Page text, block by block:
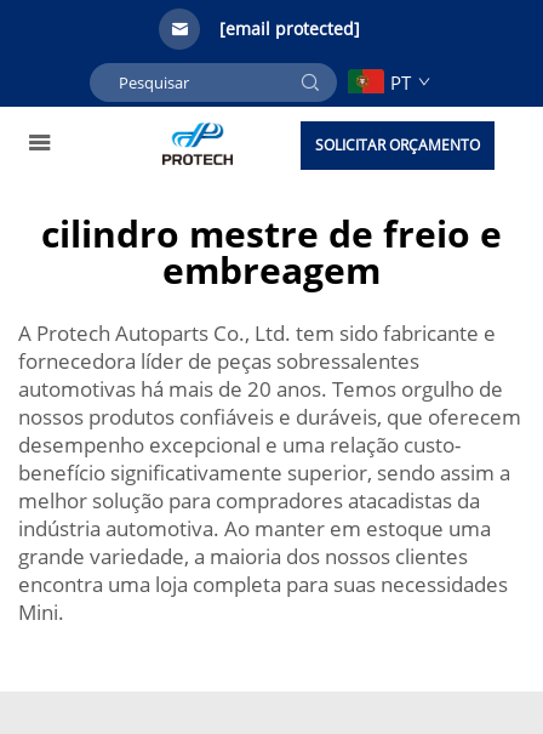
[email protected]
PT
SOLICITAR ORÇAMENTO
cilindro mestre de freio e
embreagem
A Protech Autoparts Co., Ltd. tem sido fabricante e
fornecedora líder de peças sobressalentes
automotivas há mais de 20 anos. Temos orgulho de
nossos produtos confiáveis e duráveis, que oferecem
desempenho excepcional e uma relação custo-
benefício significativamente superior, sendo assim a
melhor solução para compradores atacadistas da
indústria automotiva. Ao manter em estoque uma
grande variedade, a maioria dos nossos clientes
encontra uma loja completa para suas necessidades
Mini.